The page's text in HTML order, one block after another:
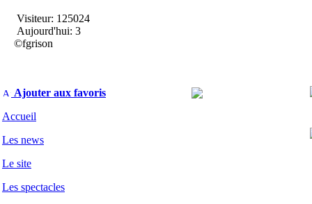
Visiteur: 125024
Aujourd'hui: 3
©fgrison
Ajouter aux favoris
Accueil
Les news
Le site
Les spectacles